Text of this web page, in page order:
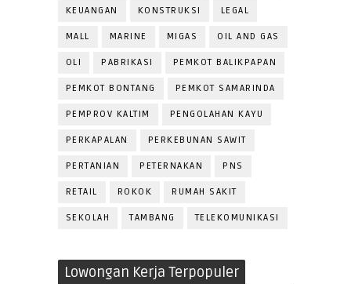
KEUANGAN KONSTRUKSI LEGAL
MALL MARINE MIGAS OIL AND GAS
OLI PABRIKASI PEMKOT BALIKPAPAN
PEMKOT BONTANG PEMKOT SAMARINDA
PEMPROV KALTIM PENGOLAHAN KAYU
PERKAPALAN PERKEBUNAN SAWIT
PERTANIAN PETERNAKAN PNS
RETAIL ROKOK RUMAH SAKIT
SEKOLAH TAMBANG TELEKOMUNIKASI
Lowongan Kerja Terpopuler